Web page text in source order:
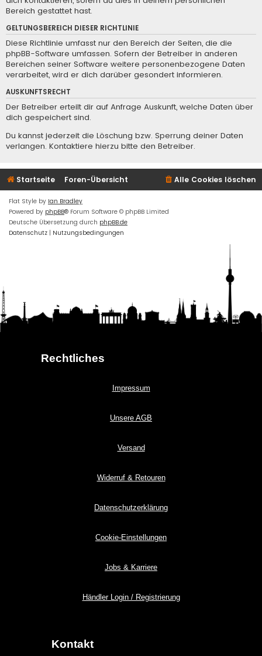
Bereich gestattet hast.
GELTUNGSBEREICH DIESER RICHTLINIE
Diese Richtlinie umfasst nur den Bereich der Seiten, die die
phpBB-Software umfassen. Sofern der Betreiber in anderen
Bereichen seiner Software weitere personenbezogene Daten
verarbeitet, wird er dich darüber gesondert informieren.
AUSKUNFTSRECHT
Der Betreiber erteilt dir auf Anfrage Auskunft, welche Daten über
dich gespeichert sind.
Du kannst jederzeit die Löschung bzw. Sperrung deiner Daten
verlangen. Kontaktiere hierzu bitte den Betreiber.
Startseite Foren-Übersicht Alle Cookies löschen
Flat Style by Ian Bradley
Powered by phpBB® Forum Software © phpBB Limited
Deutsche Übersetzung durch phpBB.de
Datenschutz | Nutzungsbedingungen
Rechtliches
Impressum
Unsere AGB
Versand
Widerruf & Retouren
Datenschutzerklärung
Cookie-Einstellungen
Jobs & Karriere
Händler Login / Registrierung
Kontakt